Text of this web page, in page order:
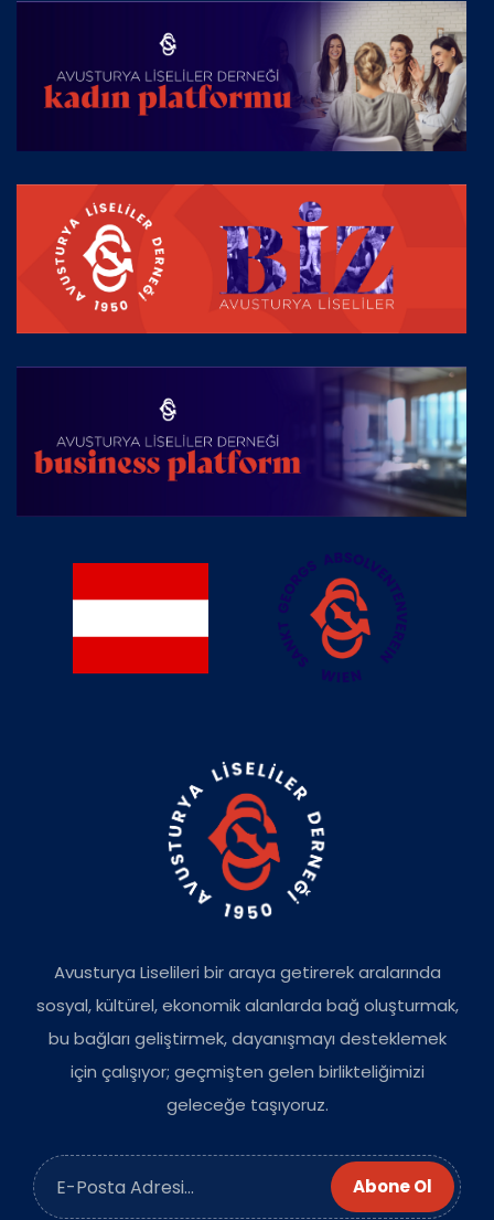
Avusturya Liselileri bir araya getirerek aralarında
sosyal, kültürel, ekonomik alanlarda bağ oluşturmak,
bu bağları geliştirmek, dayanışmayı desteklemek
için çalışıyor; geçmişten gelen birlikteliğimizi
geleceğe taşıyoruz.
Abone Ol